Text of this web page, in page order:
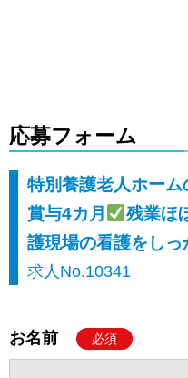
応募フォーム
特別養護老人ホー
賞与4カ月
残業ほ
護現場の看護をし
求人No.10341
お名前 必須